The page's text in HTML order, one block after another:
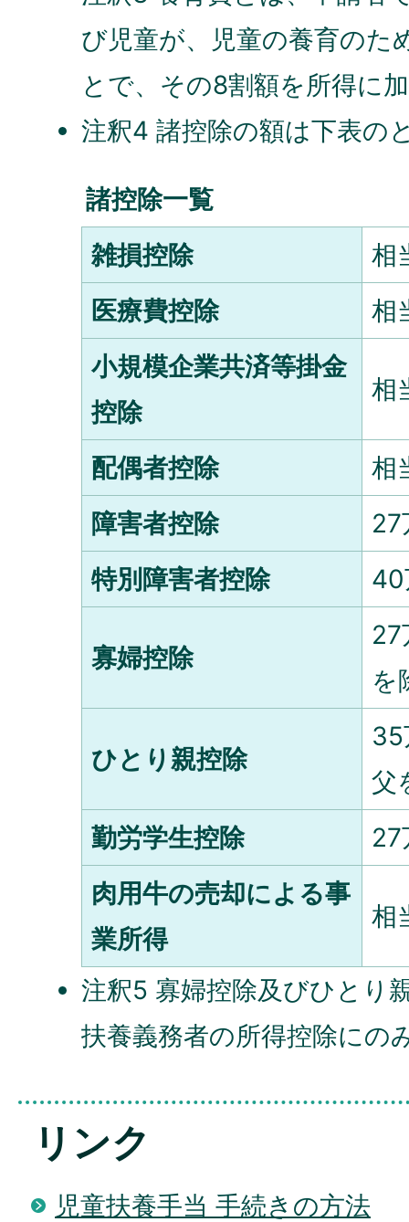
び児童が、児童の養育のた
とで、その8割額を所得に
注釈4 諸控除の額は下表の
諸控除一覧
雑損控除
相
医療費控除
相
小規模企業共済等掛金
控除
相
配偶者控除
相
障害者控除
27
特別障害者控除
40
寡婦控除
27
を
ひとり親控除
35
父
勤労学生控除
27
肉用牛の売却による事
業所得
相
注釈5 寡婦控除及びひとり
扶養義務者の所得控除にの
リンク
児童扶養手当 手続きの方法